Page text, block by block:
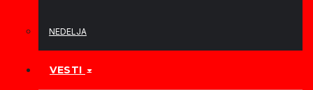
NEDELJA
VESTI